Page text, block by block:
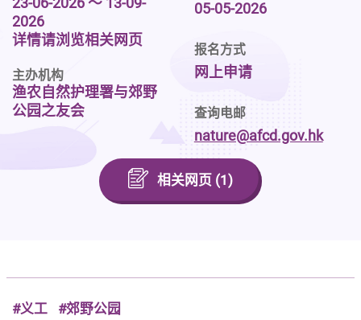
2026
详情请浏览相关网页
主办机构
渔农自然护理署与郊野
公园之友会
05-05-2026
报名方式
网上申请
查询电邮
nature@afcd.gov.hk
相关网页 (1)
#义工 #郊野公园